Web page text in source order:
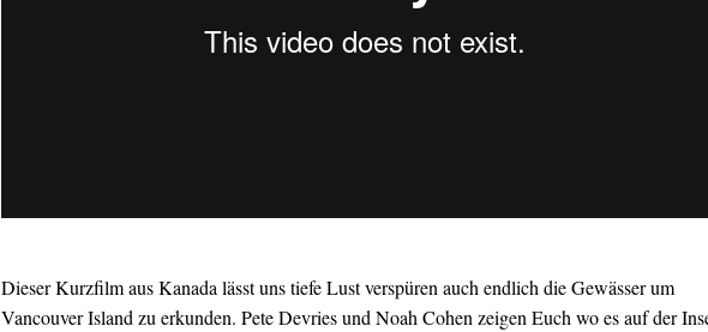
Dieser Kurzfilm aus Kanada lässt uns tiefe Lust verspüren auch endlich die Gewässer um
Vancouver Island zu erkunden. Pete Devries und Noah Cohen zeigen Euch wo es auf der